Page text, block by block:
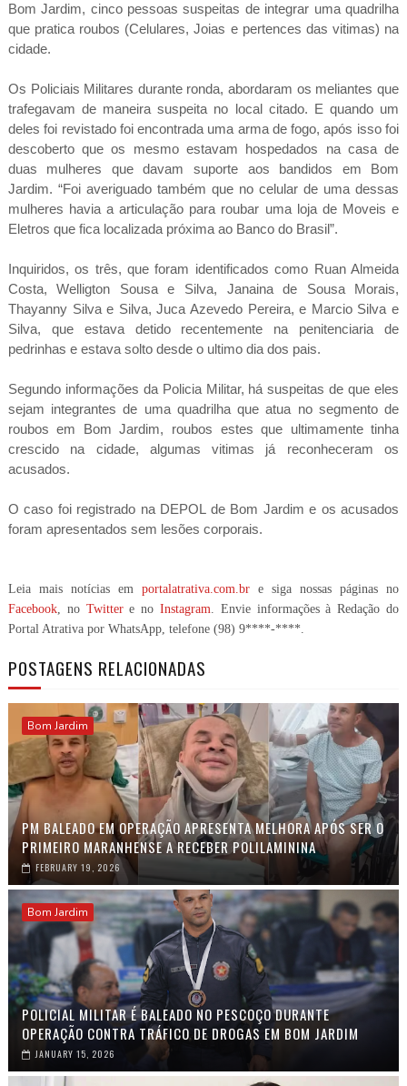
Bom Jardim, cinco pessoas suspeitas de integrar uma quadrilha
que pratica roubos (Celulares, Joias e pertences das vitimas) na
cidade.
Os Policiais Militares durante ronda, abordaram os meliantes que
trafegavam de maneira suspeita no local citado. E quando um
deles foi revistado foi encontrada uma arma de fogo, após isso foi
descoberto que os mesmo estavam hospedados na casa de
duas mulheres que davam suporte aos bandidos em Bom
Jardim. “Foi averiguado também que no celular de uma dessas
mulheres havia a articulação para roubar uma loja de Moveis e
Eletros que fica localizada próxima ao Banco do Brasil”.
Inquiridos, os três, que foram identificados como Ruan Almeida
Costa, Welligton Sousa e Silva, Janaina de Sousa Morais,
Thayanny Silva e Silva, Juca Azevedo Pereira, e Marcio Silva e
Silva, que estava detido recentemente na penitenciaria de
pedrinhas e estava solto desde o ultimo dia dos pais.
Segundo informações da Policia Militar, há suspeitas de que eles
sejam integrantes de uma quadrilha que atua no segmento de
roubos em Bom Jardim, roubos estes que ultimamente tinha
crescido na cidade, algumas vitimas já reconheceram os
acusados.
O caso foi registrado na DEPOL de Bom Jardim e os acusados
foram apresentados sem lesões corporais.
Leia mais notícias em portalatrativa.com.br e siga nossas páginas no
Facebook, no Twittere noInstagram. Envie informações à Redação do
Portal Atrativa por WhatsApp, telefone (98) 9****-****.
POSTAGENS RELACIONADAS
Bom Jardim
PM BALEADO EM OPERAÇÃO APRESENTA MELHORA APÓS SER O
PRIMEIRO MARANHENSE A RECEBER POLILAMININA
FEBRUARY 19, 2026
Bom Jardim
POLICIAL MILITAR É BALEADO NO PESCOÇO DURANTE
OPERAÇÃO CONTRA TRÁFICO DE DROGAS EM BOM JARDIM
JANUARY 15, 2026